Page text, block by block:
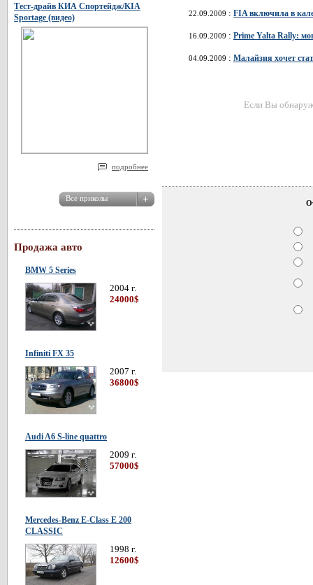
Тест-драйв КИА Спортейдж/KIA
Sportage (видео)
подробнее
Продажа авто
BMW 5 Series
2004 г.
24000$
Infiniti FX 35
2007 г.
36800$
Audi A6 S-line quattro
2009 г.
57000$
Mercedes-Benz E-Class E 200
CLASSIC
1998 г.
12600$
22.09.2009 : FIA включила в
16.09.2009 : Prime Yalta Rally:
04.09.2009 : Малайзия хочет
Если Вы